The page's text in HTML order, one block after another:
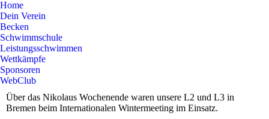
Home
Dein Verein
Becken
Schwimmschule
Leistungsschwimmen
Wettkämpfe
Sponsoren
WebClub
Über das Nikolaus Wochenende waren unsere L2 und L3 in
Bremen beim Internationalen Wintermeeting im Einsatz.